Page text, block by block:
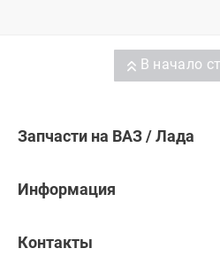
В начало
Запчасти на ВАЗ / Лада
Информация
Контакты